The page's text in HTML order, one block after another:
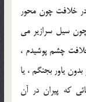
خلافت چون محور
سيل سرازير مي
چشم پوشيدم ،
ياور بجنگم ، يا
كه پيران در آن